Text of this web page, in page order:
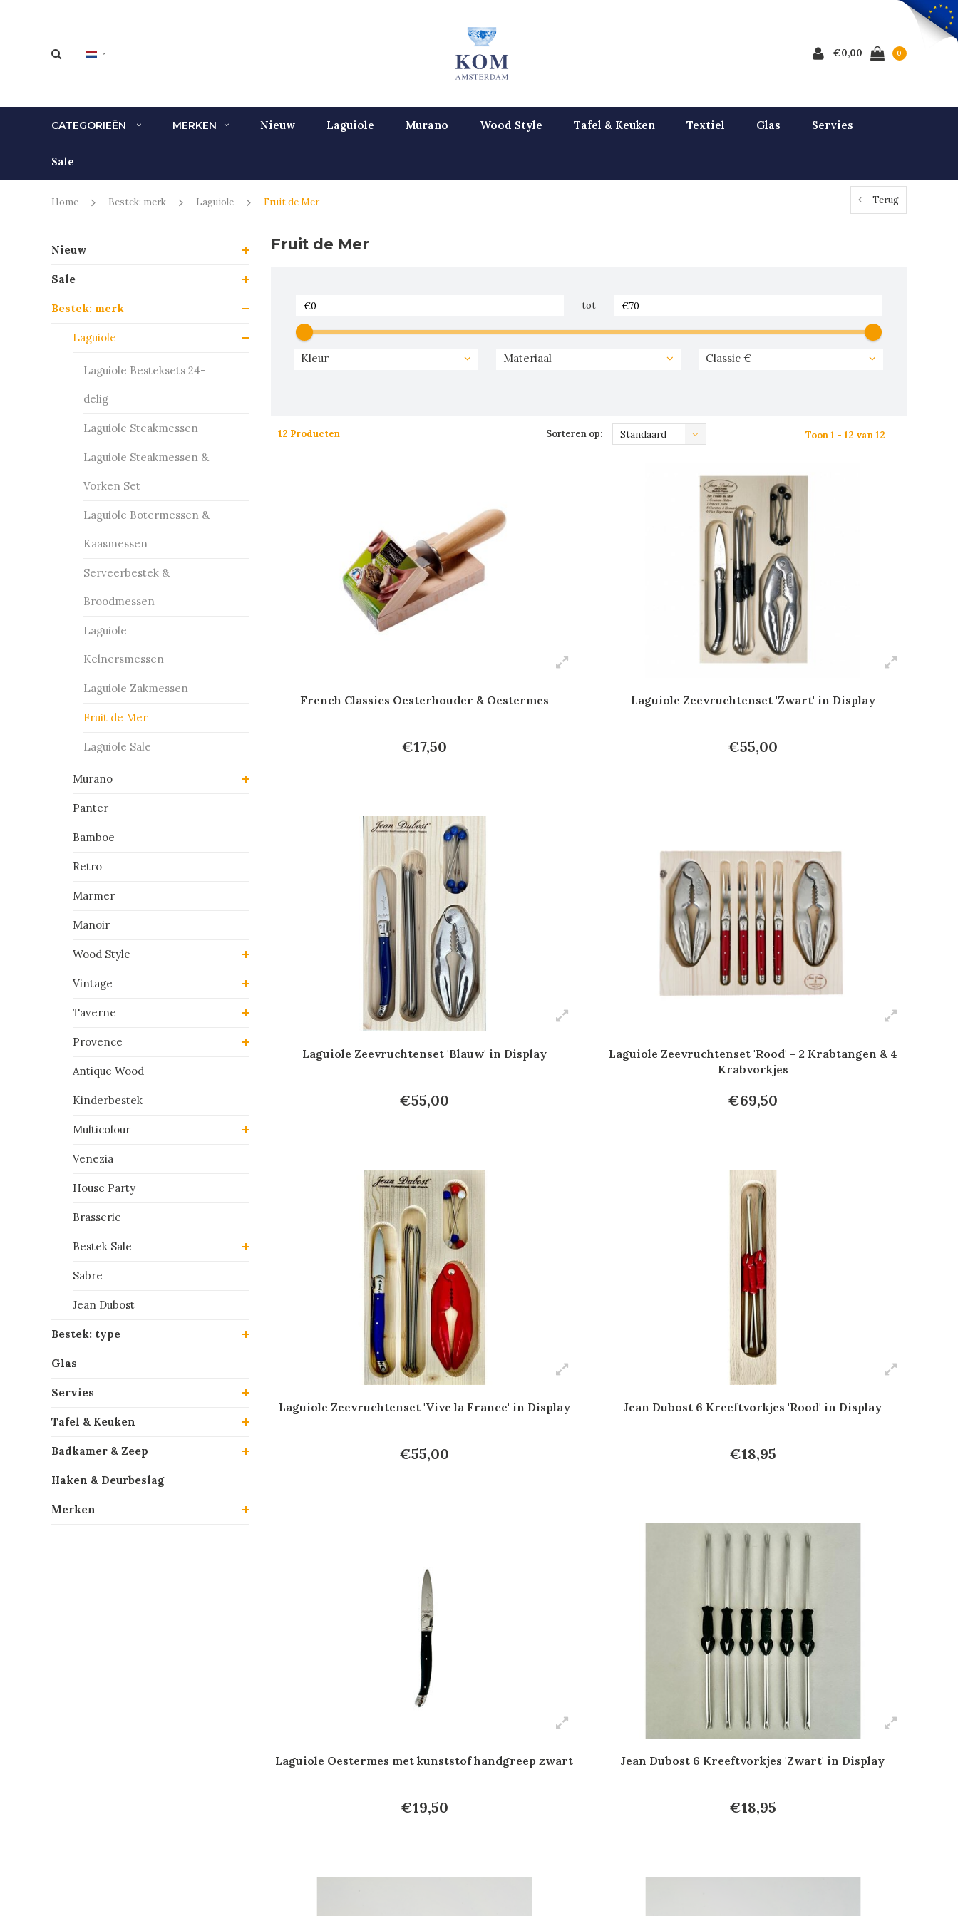
€0,00 0
CATEGORIEËN MERKEN Nieuw Laguiole Murano Wood Style Tafel & Keuken Textiel Glas Servies
Sale
Home Bestek: merk Laguiole Fruit de Mer Terug
Nieuw
Sale
Bestek: merk
Laguiole
Laguiole Besteksets 24-
delig
Laguiole Steakmessen
Laguiole Steakmessen &
Vorken Set
Laguiole Botermessen &
Kaasmessen
Serveerbestek &
Broodmessen
Laguiole
Kelnersmessen
Laguiole Zakmessen
Fruit de Mer
Laguiole Sale
Murano
Panter
Bamboe
Retro
Marmer
Manoir
Wood Style
Vintage
Taverne
Provence
Antique Wood
Kinderbestek
Multicolour
Venezia
House Party
Brasserie
Bestek Sale
Sabre
Jean Dubost
Bestek: type
Glas
Servies
Tafel & Keuken
Badkamer & Zeep
Haken & Deurbeslag
Merken
Fruit de Mer
tot
Kleur Materiaal Classic €
12 Producten Sorteren op: Standaard Toon 1 - 12 van 12
French Classics Oesterhouder & Oestermes
€17,50
Laguiole Zeevruchtenset 'Zwart' in Display
€55,00
Laguiole Zeevruchtenset 'Blauw' in Display
€55,00
Laguiole Zeevruchtenset 'Rood' - 2 Krabtangen & 4
Krabvorkjes
€69,50
Laguiole Zeevruchtenset 'Vive la France' in Display
€55,00
Jean Dubost 6 Kreeftvorkjes 'Rood' in Display
€18,95
Laguiole Oestermes met kunststof handgreep zwart
€19,50
Jean Dubost 6 Kreeftvorkjes 'Zwart' in Display
€18,95